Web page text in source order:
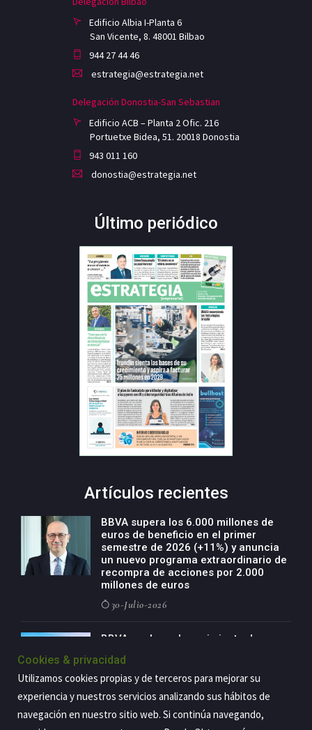
Edificio Albia I-Planta 6
San Vicente, 8. 48001 Bilbao
944 27 44 46
estrategia@estrategia.net
Delegación Donostia-San Sebastian
Edificio ACB – Planta 2 Ofic. 216
Portuetxe Bidea, 51. 20018 Donostia
943 011 160
donostia@estrategia.net
Último periódico
Artículos recientes
BBVA supera los 6.000 millones de
euros de beneficio en el primer
semestre de 2026 (+11%) y anuncia
un nuevo programa extraordinario de
recompra de acciones por 2.000
millones de euros
30-Julio-2026
BBVA acelera el crecimiento de su
de especialización presente en siete
países
29-Julio-2026
Cookies & privacidad
Utilizamos cookies propias y de terceros para mejorar su
experiencia y nuestros servicios analizando sus hábitos de
navegación en nuestro sitio web. Si continúa navegando,